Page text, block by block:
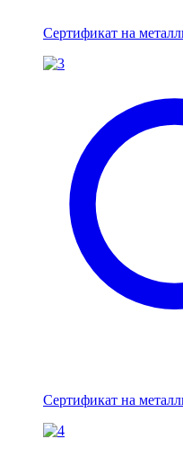
Сертификат на
Сертификат на